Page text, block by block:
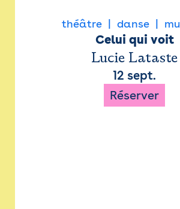
théâtre danse
Celui qui voit
Lucie Lataste
12 sept.
Réserver